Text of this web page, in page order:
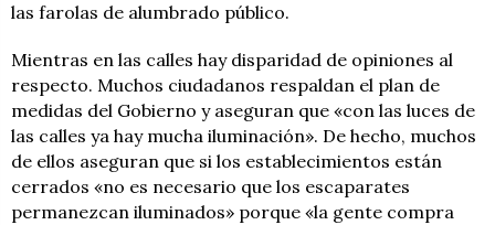
las farolas de alumbrado público.
Mientras en las calles hay disparidad de opiniones al
respecto. Muchos ciudadanos respaldan el plan de
medidas del Gobierno y aseguran que «con las luces de
las calles ya hay mucha iluminación». De hecho, muchos
de ellos aseguran que si los establecimientos están
cerrados «no es necesario que los escaparates
permanezcan iluminados» porque «la gente compra